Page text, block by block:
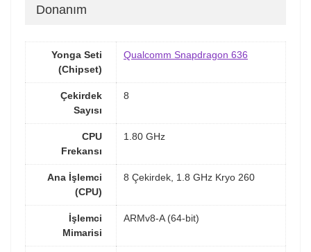
Donanım
Yonga Seti
(Chipset)
Qualcomm Snapdragon 636
Çekirdek
Sayısı
8
CPU
Frekansı
1.80 GHz
Ana İşlemci
(CPU)
8 Çekirdek, 1.8 GHz Kryo 260
İşlemci
Mimarisi
ARMv8-A (64-bit)